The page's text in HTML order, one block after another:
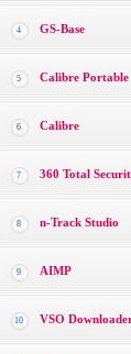
4 GS-Base
5 Calibre Portable
6 Calibre
7 360 Total
8 n-Track Studio
9 AIMP
10 VSO